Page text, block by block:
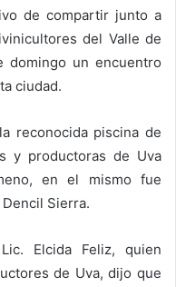
de compartir junto a
del Valle de
domingo un encuentro
ciudad.
reconocida piscina de
y productoras de Uva
en el mismo fue
Sierra.
Elcida Feliz, quien
de Uva, dijo que